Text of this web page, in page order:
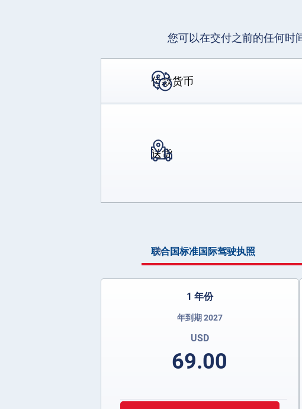
您可以在交付之前的任何时
付款货币
送货
联合国标准国际驾驶执照
1 年份
年到期 2027
USD
69.00